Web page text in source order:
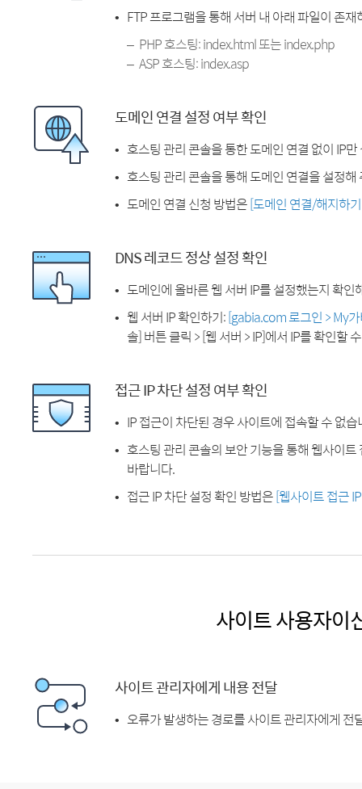
FTP 프로그램을 통해 서버 내 아래 파일이 존
PHP 호스팅: index.html 또는 index.php
ASP 호스팅: index.asp
도메인 연결 설정 여부 확인
호스팅 관리 콘솔을 통한 도메인 연결 없이 IP
호스팅 관리 콘솔을 통해 도메인 연결을 설정해
도메인 연결 신청 방법은[도메인 연결/해지하
DNS 레코드 정상 설정 확인
도메인에 올바른 웹 서버 IP를 설정했는지 확인
웹 서버 IP 확인하기:[gabia.com 로그인 > My
솔] 버튼 클릭 > [웹 서버 > IP]에서 IP를 확인할
접근 IP 차단 설정 여부 확인
IP 접근이 차단된 경우 사이트에 접속할 수 없습
호스팅 관리 콘솔의 보안 기능을 통해 웹사이
바랍니다.
접근 IP 차단 설정 확인 방법은[웹사이트 접근
사이트 사용자이
사이트 관리자에게 내용 전달
오류가 발생하는 경로를 사이트 관리자에게 전